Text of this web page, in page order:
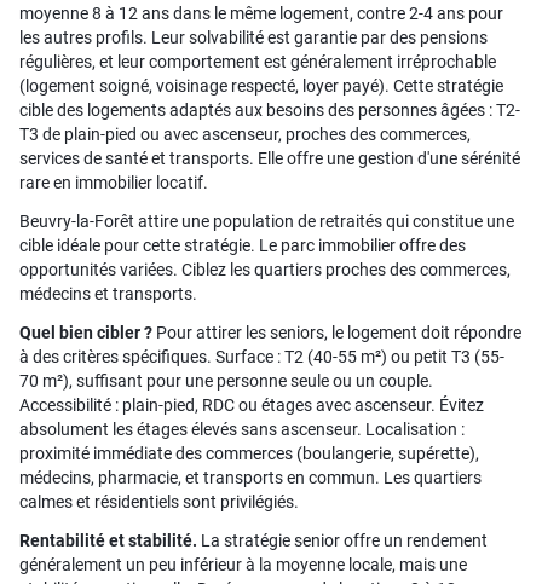
moyenne 8 à 12 ans dans le même logement, contre 2-4 ans pour
les autres profils. Leur solvabilité est garantie par des pensions
régulières, et leur comportement est généralement irréprochable
(logement soigné, voisinage respecté, loyer payé). Cette stratégie
cible des logements adaptés aux besoins des personnes âgées : T2-
T3 de plain-pied ou avec ascenseur, proches des commerces,
services de santé et transports. Elle offre une gestion d'une sérénité
rare en immobilier locatif.
Beuvry-la-Forêt attire une population de retraités qui constitue une
cible idéale pour cette stratégie. Le parc immobilier offre des
opportunités variées. Ciblez les quartiers proches des commerces,
médecins et transports.
Quel bien cibler ? Pour attirer les seniors, le logement doit répondre
à des critères spécifiques. Surface : T2 (40-55 m²) ou petit T3 (55-
70 m²), suffisant pour une personne seule ou un couple.
Accessibilité : plain-pied, RDC ou étages avec ascenseur. Évitez
absolument les étages élevés sans ascenseur. Localisation :
proximité immédiate des commerces (boulangerie, supérette),
médecins, pharmacie, et transports en commun. Les quartiers
calmes et résidentiels sont privilégiés.
Rentabilité et stabilité. La stratégie senior offre un rendement
généralement un peu inférieur à la moyenne locale, mais une